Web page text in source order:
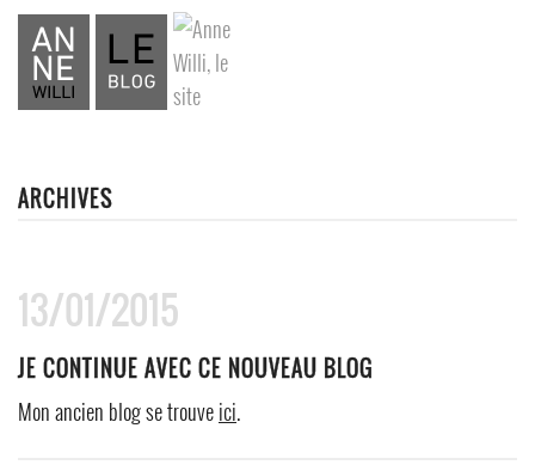
ARCHIVES
13/01/2015
JE CONTINUE AVEC CE NOUVEAU BLOG
Mon ancien blog se trouveici.